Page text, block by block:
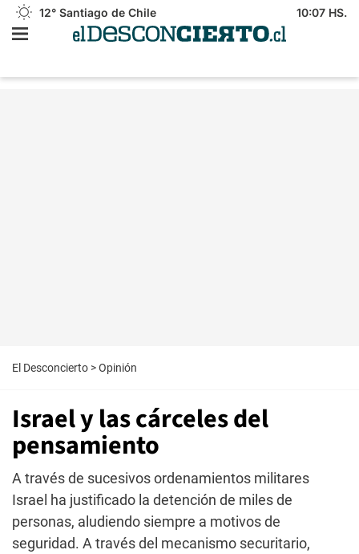
12° Santiago de Chile 10:07 HS.
El Desconcierto >Opinión
Israel y las cárceles del
pensamiento
A través de sucesivos ordenamientos militares
Israel ha justificado la detención de miles de
personas, aludiendo siempre a motivos de
seguridad. A través del mecanismo securitario,